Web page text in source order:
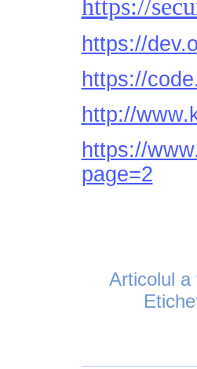
https://
https://
https://
http://
https://
page=2
Articolul a